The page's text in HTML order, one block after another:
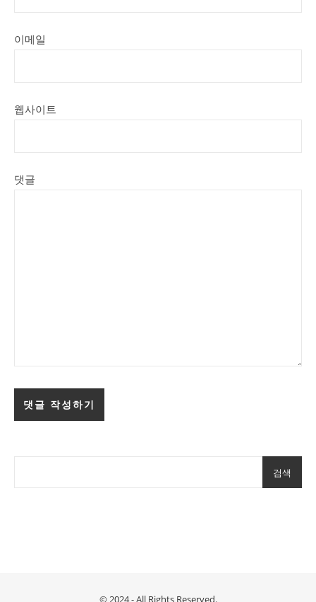
이메일
웹사이트
댓글
검색
© 2024 - All Rights Reserved.